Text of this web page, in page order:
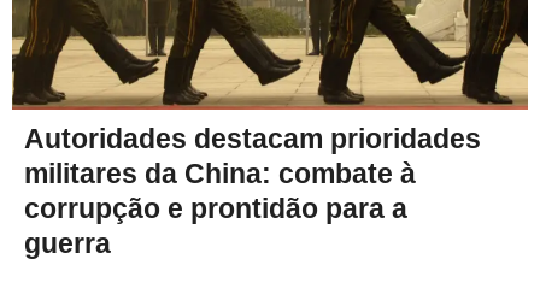
Autoridades destacam prioridades
militares da China: combate à
corrupção e prontidão para a
guerra